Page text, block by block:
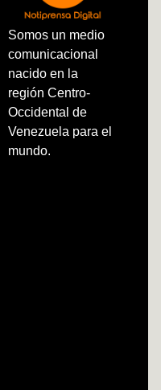
Somos un medio
comunicacional
nacido en la
región Centro-
Occidental de
Venezuela para el
mundo.